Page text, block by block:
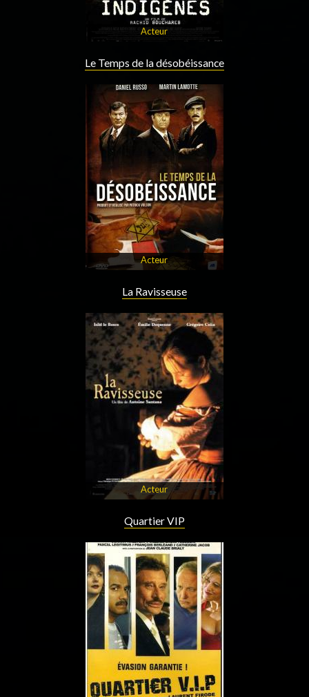
Acteur
Le Temps de la désobéissance
Acteur
La Ravisseuse
Acteur
Quartier VIP